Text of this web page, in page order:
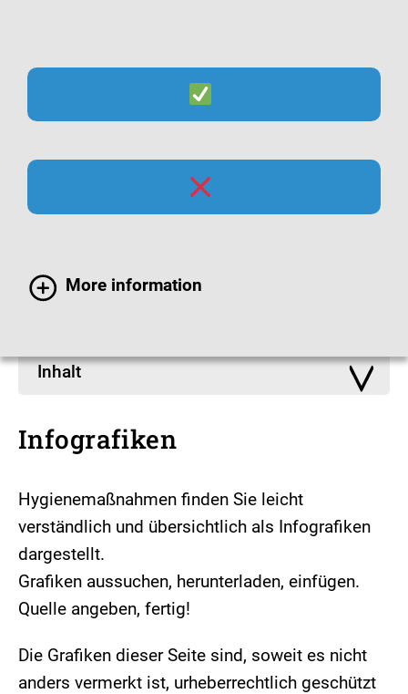
More information
Infomaterialien zur
Hygiene
Inhalt
Infografiken
Hygienemaßnahmen finden Sie leicht
verständlich und übersichtlich als Infografiken
dargestellt.
Grafiken aussuchen, herunterladen, einfügen.
Quelle angeben, fertig!
Die Grafiken dieser Seite sind, soweit es nicht
anders vermerkt ist, urheberrechtlich geschützt